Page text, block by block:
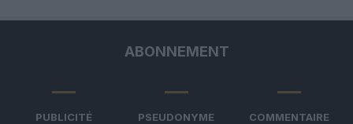
ABONNEMENT
PUBLICITÉ
PSEUDONYME
COMMENTAIRE